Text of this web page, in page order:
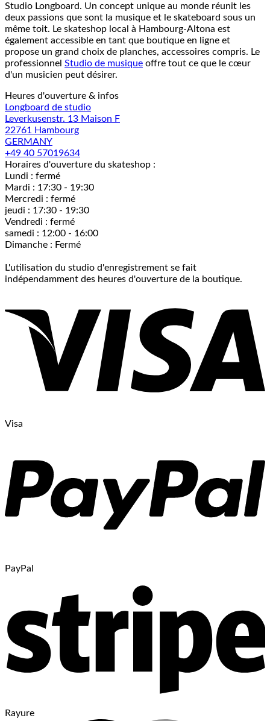
Studio Longboard. Un concept unique au monde réunit les
deux passions que sont la musique et le skateboard sous un
même toit. Le skateshop local à Hambourg-Altona est
également accessible en tant que boutique en ligne et
propose un grand choix de planches, accessoires compris. Le
professionnel Studio de musique offre tout ce que le cœur
d'un musicien peut désirer.
Heures d'ouverture & infos
Longboard de studio
Leverkusenstr. 13 Maison F
22761 Hambourg
GERMANY
+49 40 57019634
Horaires d'ouverture du skateshop :
Lundi : fermé
Mardi : 17:30 - 19:30
Mercredi : fermé
jeudi : 17:30 - 19:30
Vendredi : fermé
samedi : 12:00 - 16:00
Dimanche : Fermé
L'utilisation du studio d'enregistrement se fait
indépendamment des heures d'ouverture de la boutique.
Visa
PayPal
Rayure